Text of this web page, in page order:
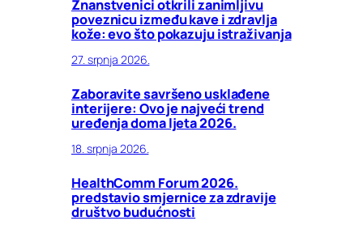
Znanstvenici otkrili zanimljivu
poveznicu između kave i zdravlja
kože: evo što pokazuju istraživanja
27. srpnja 2026.
Zaboravite savršeno usklađene
interijere: Ovo je najveći trend
uređenja doma ljeta 2026.
18. srpnja 2026.
HealthComm Forum 2026.
predstavio smjernice za zdravije
društvo budućnosti